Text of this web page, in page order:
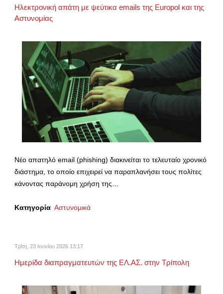
Ηλεκτρονική απάτη με ψεύτικα emails της Europol και της
Αστυνομίας
Νέο απατηλό email (phishing) διακινείται το τελευταίο χρονικό
διάστημα, το οποίο επιχειρεί να παραπλανήσει τους πολίτες
κάνοντας παράνομη χρήση της…
Κατηγορία Αστυνομικά
Τρίτη, 23 Ιουνίου 2026 13:17
Ημερίδα διαπραγματευτών της ΕΛ.ΑΣ. στην Τρίπολη